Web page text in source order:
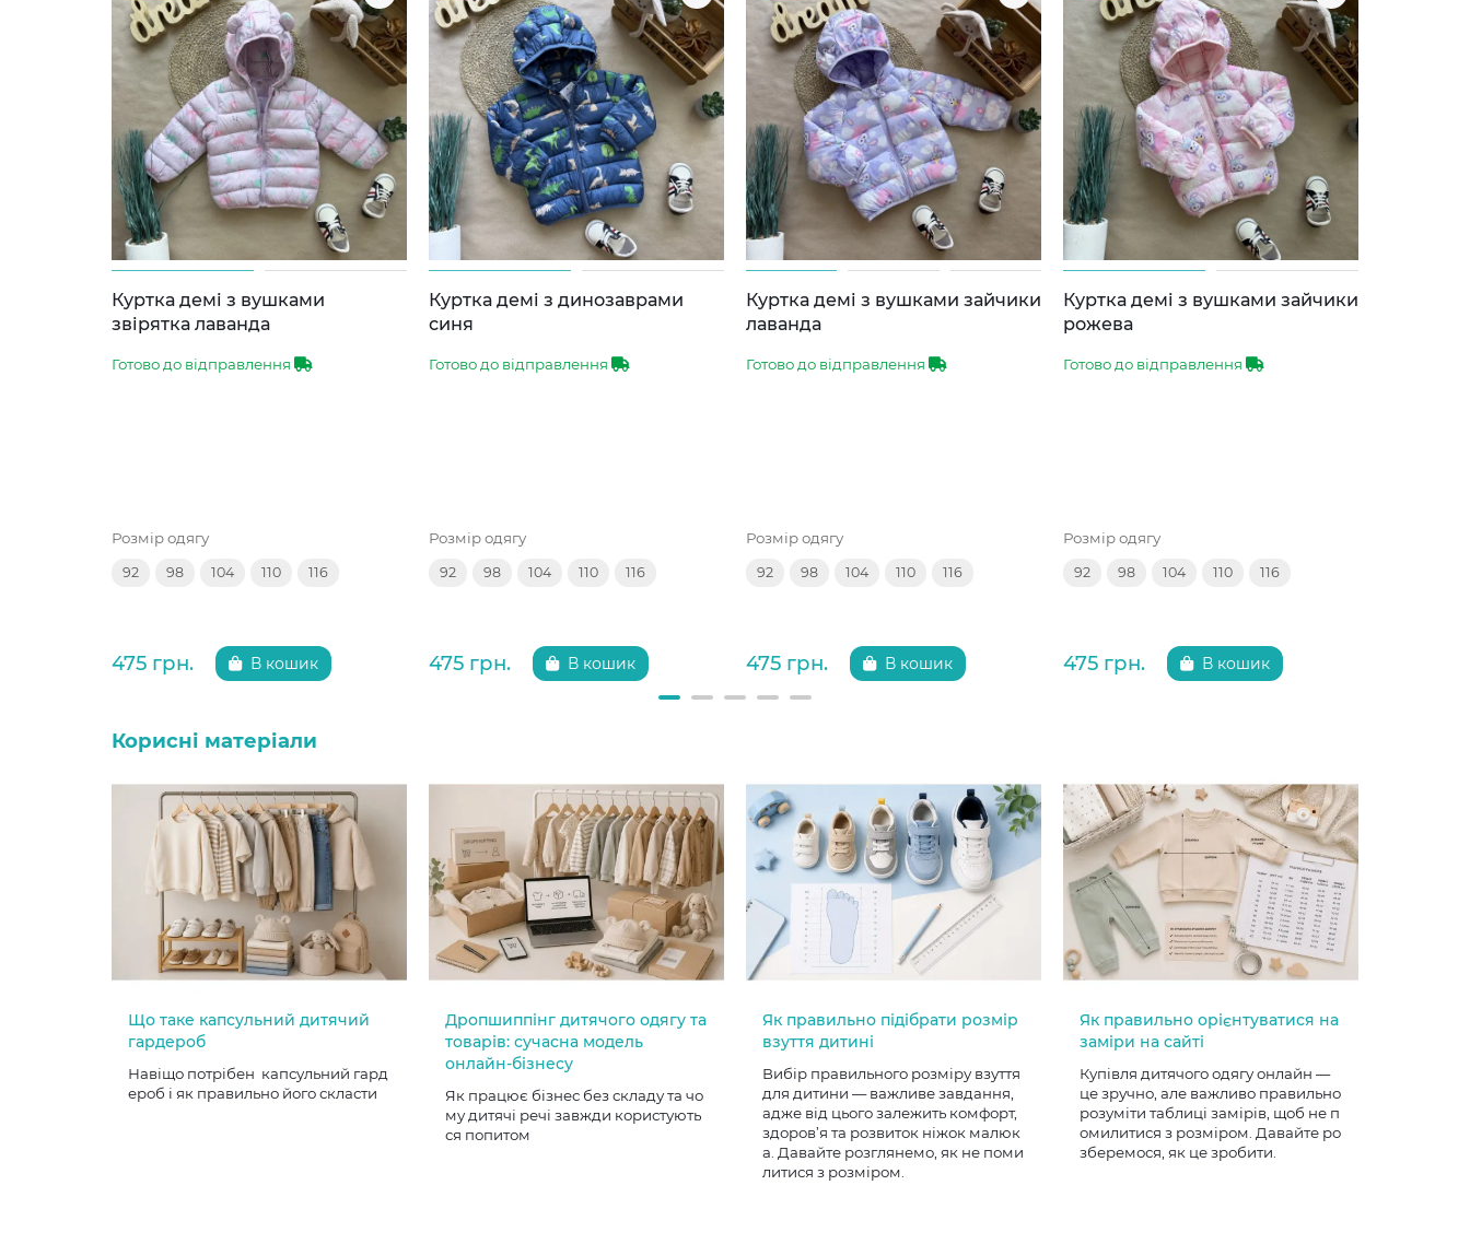
Куртка демі з вушками
звірятка лаванда
Готово до відправлення
Розмір одягу
92 98 104 110 116
475 грн. В кошик
Куртка демі з динозаврами
синя
Готово до відправлення
Розмір одягу
92 98 104 110 116
475 грн. В кошик
Куртка демі з вушками зайчики
лаванда
Готово до відправлення
Розмір одягу
92 98 104 110 116
475 грн. В кошик
Куртка демі з вушками зайчики
рожева
Готово до відправлення
Розмір одягу
92 98 104 110 116
475 грн. В кошик
Корисні матеріали
Що таке капсульний дитячий
гардероб
Навіщо потрібен капсульний гард
ероб і як правильно його скласти
Дропшиппінг дитячого одягу та
товарів: сучасна модель
онлайн-бізнесу
Як працює бізнес без складу та чо
му дитячі речі завжди користують
ся попитом
Як правильно підібрати розмір
взуття дитині
Вибір правильного розміру взуття
для дитини — важливе завдання,
адже від цього залежить комфорт,
здоров’я та розвиток ніжок малюк
а. Давайте розглянемо, як не поми
литися з розміром.
Як правильно орієнтуватися на
заміри на сайті
Купівля дитячого одягу онлайн —
це зручно, але важливо правильно
розуміти таблиці замірів, щоб не п
омилитися з розміром. Давайте ро
зберемося, як це зробити.